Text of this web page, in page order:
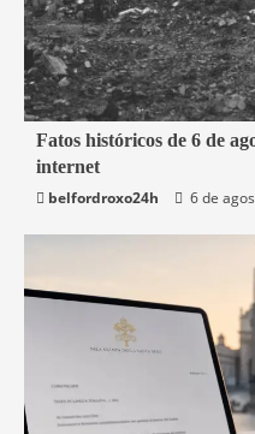
2 min read
Mundo
Fatos históricos de 6 de
internet
belfordroxo24h
6 de